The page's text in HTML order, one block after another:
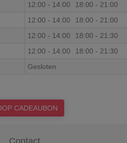
12:00 - 14:00 18:00 - 21:00
12:00 - 14:00 18:00 - 21:00
12:00 - 14:00 18:00 - 21:30
12:00 - 14:00 18:00 - 21:30
Gesloten
CADEAUBON
Contact